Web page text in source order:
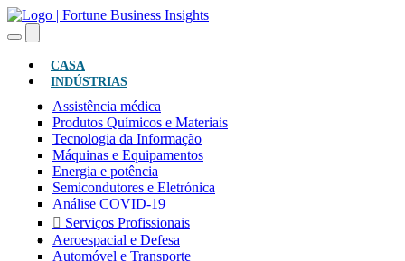
CASA
INDÚSTRIAS
Assistência médica
Produtos Químicos e Materiais
Tecnologia da Informação
Máquinas e Equipamentos
Energia e potência
Semicondutores e Eletrónica
Análise COVID-19
Serviços Profissionais
Aeroespacial e Defesa
Automóvel e Transporte